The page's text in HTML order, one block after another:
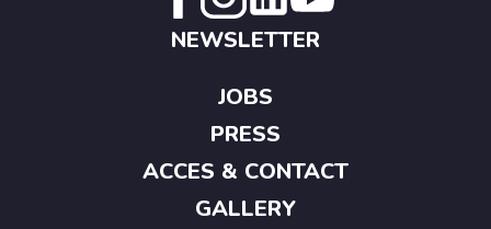
NEWSLETTER
JOBS
PRESS
ACCES & CONTACT
GALLERY